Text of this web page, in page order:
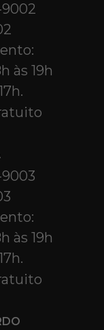
9002
às 19h
9003
às 19h